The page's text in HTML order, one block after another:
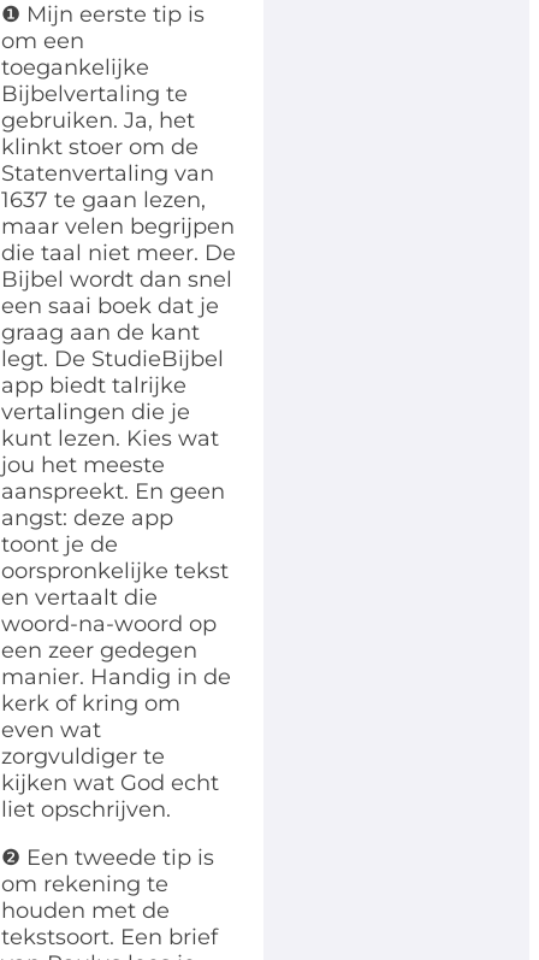
❶ Mijn eerste tip is
om een
toegankelijke
Bijbelvertaling te
gebruiken. Ja, het
klinkt stoer om de
Statenvertaling van
1637 te gaan lezen,
maar velen begrijpen
die taal niet meer. De
Bijbel wordt dan snel
een saai boek dat je
graag aan de kant
legt. De StudieBijbel
app biedt talrijke
vertalingen die je
kunt lezen. Kies wat
jou het meeste
aanspreekt. En geen
angst: deze app
toont je de
oorspronkelijke tekst
en vertaalt die
woord-na-woord op
een zeer gedegen
manier. Handig in de
kerk of kring om
even wat
zorgvuldiger te
kijken wat God echt
liet opschrijven.
❷ Een tweede tip is
om rekening te
houden met de
tekstsoort. Een brief